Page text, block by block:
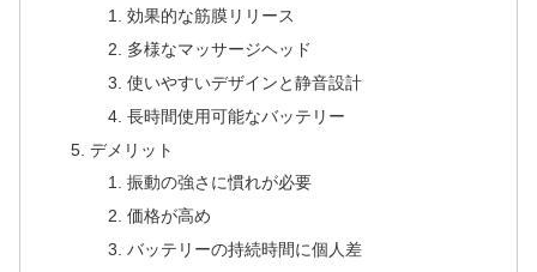
効果的な筋膜リリース
多様なマッサージヘッド
使いやすいデザインと静音設計
長時間使用可能なバッテリー
デメリット
振動の強さに慣れが必要
価格が高め
バッテリーの持続時間に個人差